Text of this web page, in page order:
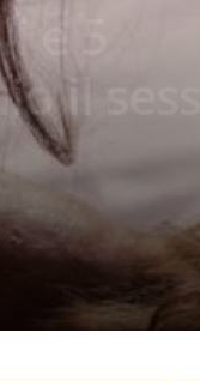
e 5
il sesso